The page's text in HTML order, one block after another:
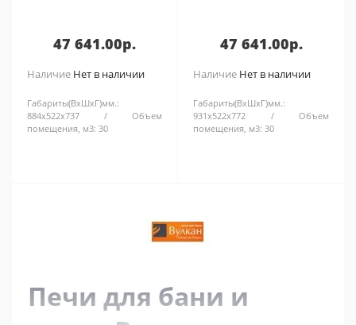
47 641.00р.
Наличие Нет в наличии
Габариты(ВхШхГ)мм.:
884х522х737
Объем
помещения, м3: 30
47 641.00р.
Наличие Нет в наличии
Габариты(ВхШхГ)мм.:
931х522х772
Объем
помещения, м3: 30
Печи для бани и